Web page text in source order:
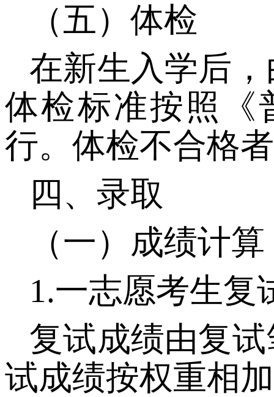
（五）体检
在新生入学后
体检标准按照《
行。体检不合格
四、录取
（一） 成绩计算
1.一志愿考生复
复试成绩由复
试成绩按权重相